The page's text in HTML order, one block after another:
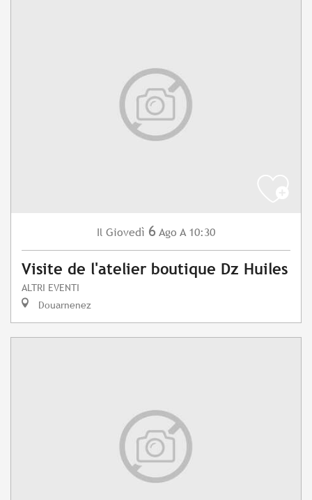
Il Giovedì 6 Ago A 10:30
Visite de l'atelier boutique Dz Huiles
ALTRI EVENTI
Douarnenez